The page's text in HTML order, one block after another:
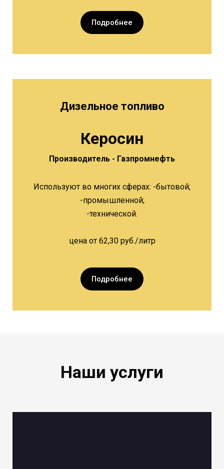
Подробнее
Дизельное топливо
Керосин
Производитель - Газпромнефть
Используют во многих сферах: -бытовой;
-промышленной;
-технической.
цена от 62,30 руб./литр
Подробнее
Наши услуги